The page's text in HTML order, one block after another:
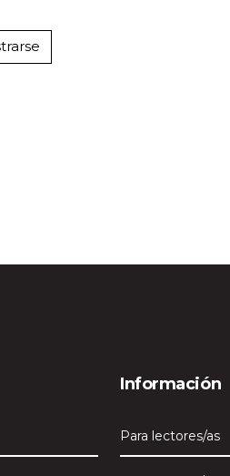
Información
Para lectores/as